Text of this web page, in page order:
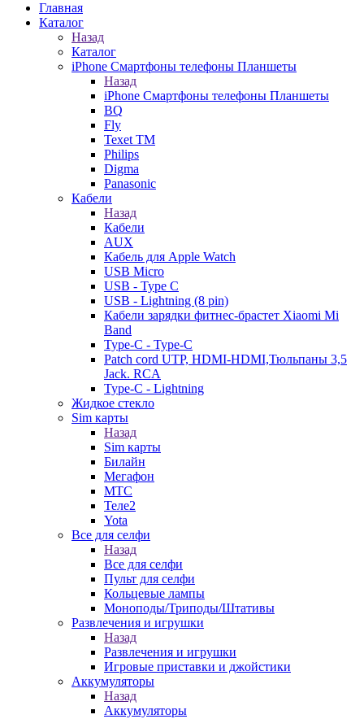
Главная
Каталог
Назад
Каталог
iPhone Смартфоны телефоны Планшеты
Назад
iPhone Смартфоны телефоны Планшеты
BQ
Fly
Texet TM
Philips
Digma
Panasonic
Кабели
Назад
Кабели
AUX
Кабель для Apple Watch
USB Micro
USB - Type C
USB - Lightning (8 pin)
Кабели зарядки фитнес-брастет Xiaomi Mi
Band
Type-C - Type-C
Patch cord UTP, HDMI-HDMI,Тюльпаны 3,5
Jack. RCA
Type-C - Lightning
Жидкое стекло
Sim карты
Назад
Sim карты
Билайн
Мегафон
МТС
Теле2
Yota
Все для селфи
Назад
Все для селфи
Пульт для селфи
Кольцевые лампы
Моноподы/Триподы/Штативы
Развлечения и игрушки
Назад
Развлечения и игрушки
Игровые приставки и джойстики
Аккумуляторы
Назад
Аккумуляторы